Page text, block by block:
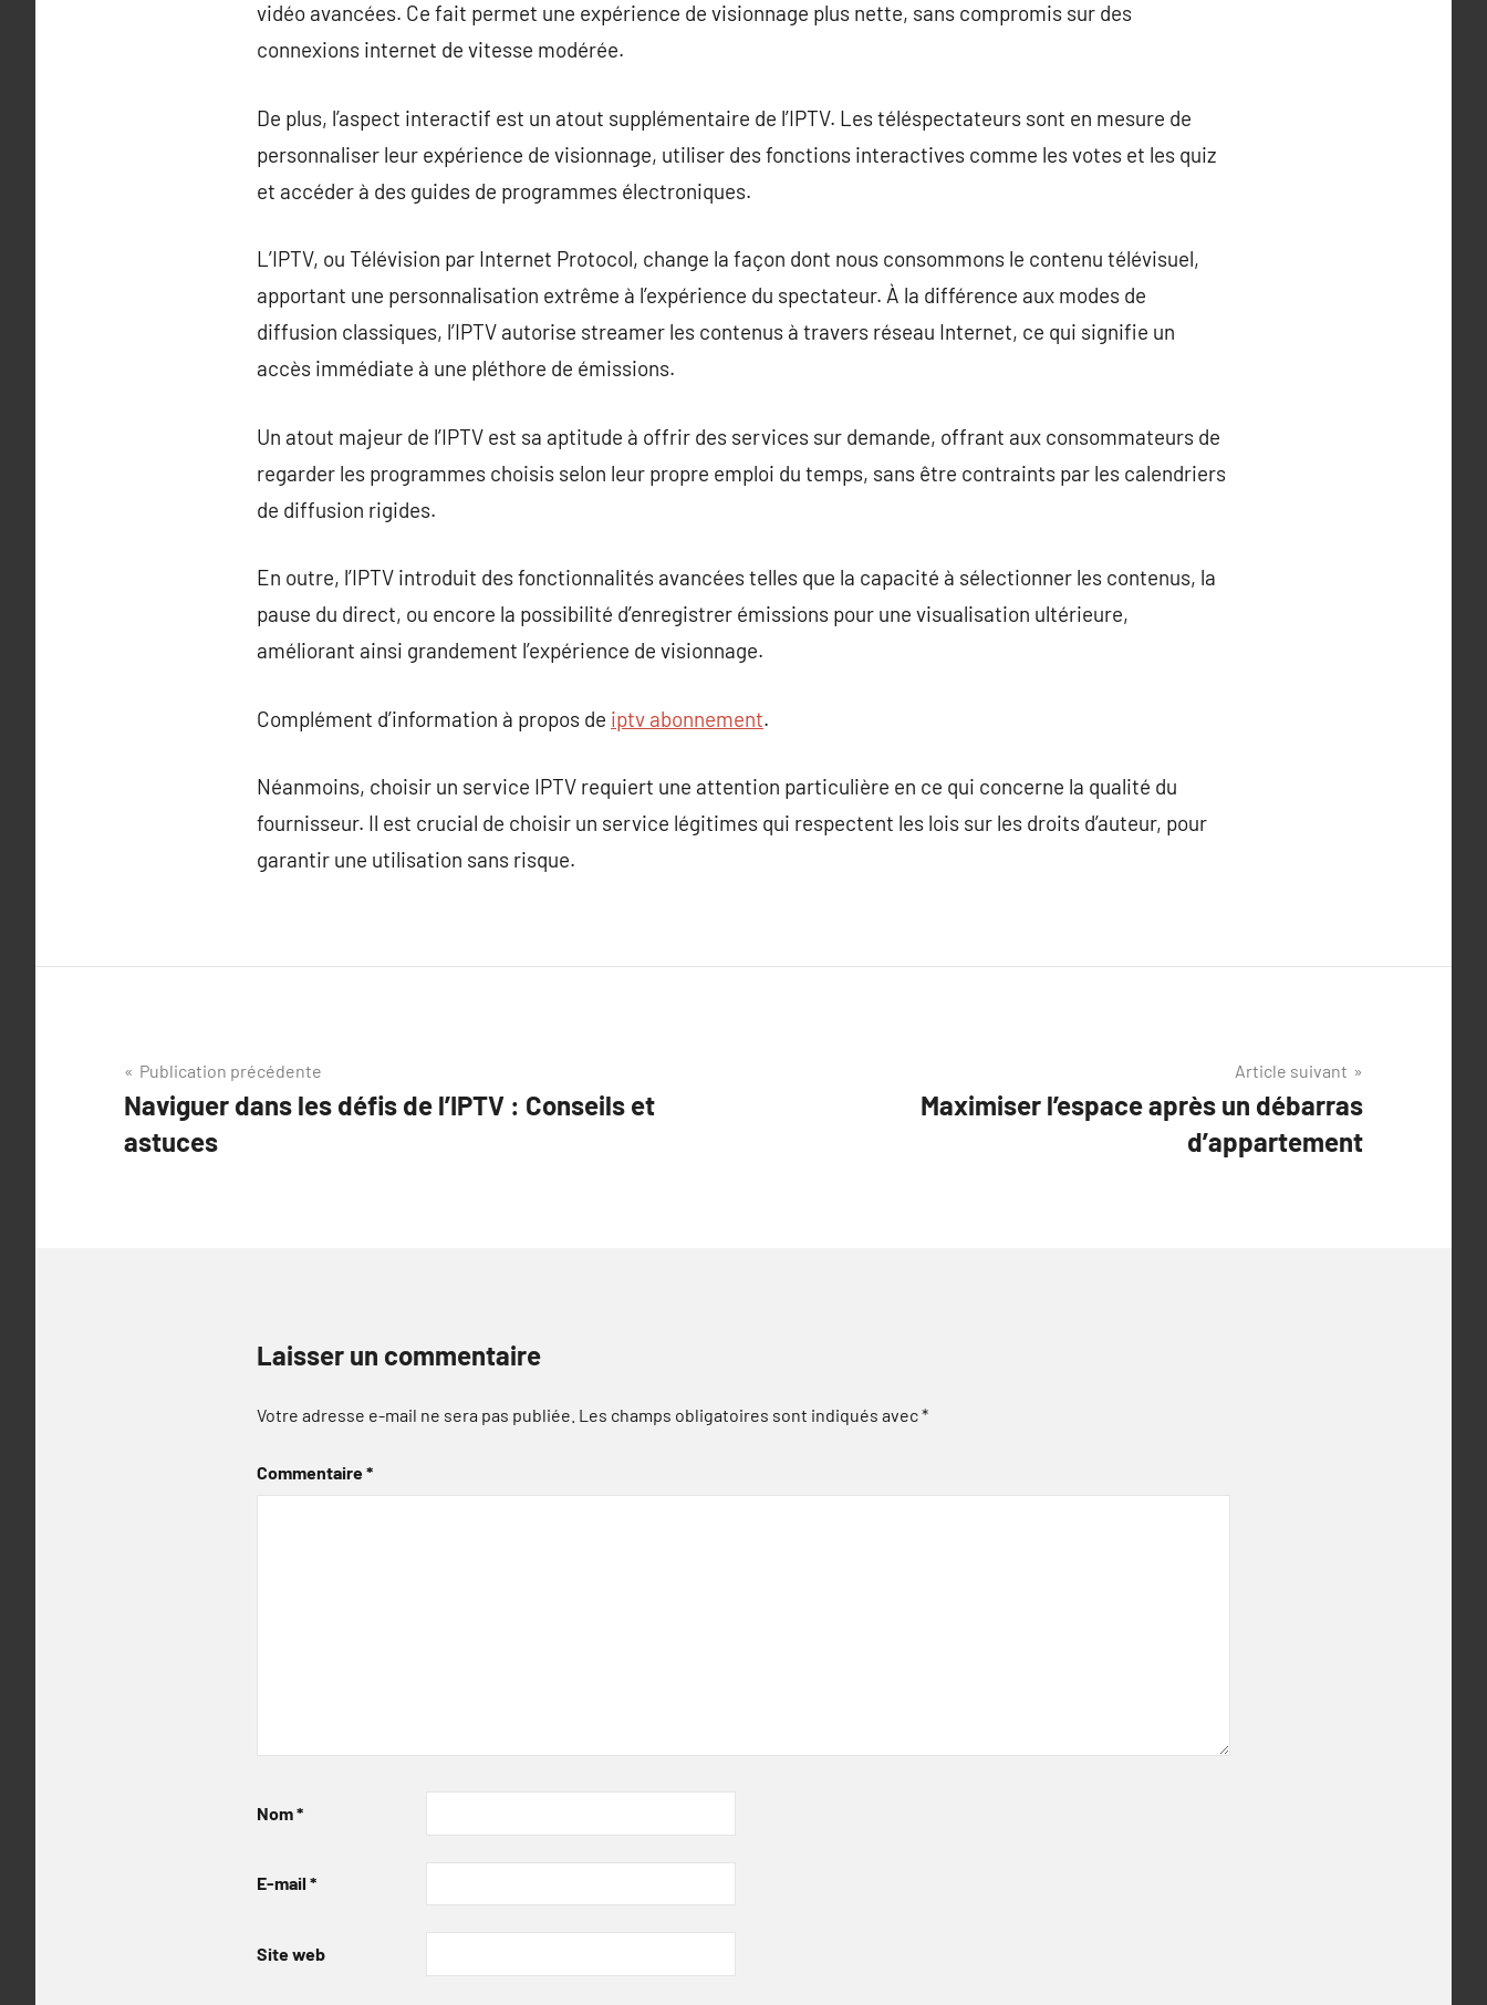
vidéo avancées. Ce fait permet une expérience de visionnage plus nette, sans compromis sur des
connexions internet de vitesse modérée.
De plus, l’aspect interactif est un atout supplémentaire de l’IPTV. Les téléspectateurs sont en mesure de
personnaliser leur expérience de visionnage, utiliser des fonctions interactives comme les votes et les quiz
et accéder à des guides de programmes électroniques.
L’IPTV, ou Télévision par Internet Protocol, change la façon dont nous consommons le contenu télévisuel,
apportant une personnalisation extrême à l’expérience du spectateur. À la différence aux modes de
diffusion classiques, l’IPTV autorise streamer les contenus à travers réseau Internet, ce qui signifie un
accès immédiate à une pléthore de émissions.
Un atout majeur de l’IPTV est sa aptitude à offrir des services sur demande, offrant aux consommateurs de
regarder les programmes choisis selon leur propre emploi du temps, sans être contraints par les calendriers
de diffusion rigides.
En outre, l’IPTV introduit des fonctionnalités avancées telles que la capacité à sélectionner les contenus, la
pause du direct, ou encore la possibilité d’enregistrer émissions pour une visualisation ultérieure,
améliorant ainsi grandement l’expérience de visionnage.
Complément d’information à propos de iptv abonnement.
Néanmoins, choisir un service IPTV requiert une attention particulière en ce qui concerne la qualité du
fournisseur. Il est crucial de choisir un service légitimes qui respectent les lois sur les droits d’auteur, pour
garantir une utilisation sans risque.
Navigation
de
l’article
Publication précédente
Naviguer dans les défis de l’IPTV : Conseils et
astuces
Article suivant
Maximiser l’espace après un débarras
d’appartement
Laisser un commentaire
Votre adresse e-mail ne sera pas publiée. Les champs obligatoires sont indiqués avec*
Commentaire*
Nom*
E-mail *
Site web